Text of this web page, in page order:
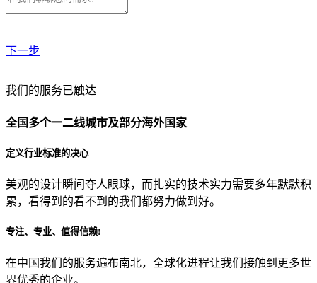
下一步
贵公司预算范围是？
贵公司的团队规模是？
目前主要的营销渠道是？
我们的服务已触达
全国多个一二线城市及部分海外国家
定义行业标准的决心
美观的设计瞬间夺人眼球，而扎实的技术实力需要多年默默积
累，看得到的看不到的我们都努力做到好。
专注、专业、值得信赖!
在中国我们的服务遍布南北，全球化进程让我们接触到更多世
界优秀的企业。